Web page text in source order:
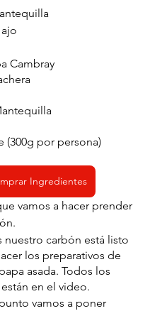
Cambray
(300g por persona)
Ingredientes
vamos a hacer prender
nuestro carbón está listo
los preparativos de
asada. Todos los
en el video.
vamos a poner